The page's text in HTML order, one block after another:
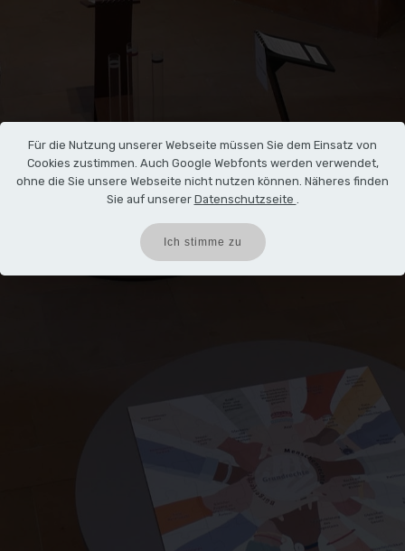
Für die Nutzung unserer Webseite müssen Sie dem Einsatz von
Cookies zustimmen. Auch Google Webfonts werden verwendet,
ohne die Sie unsere Webseite nicht nutzen können. Näheres finden
Sie auf unserer Datenschutzseite .
Ich stimme zu